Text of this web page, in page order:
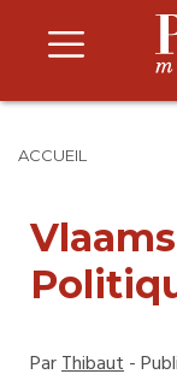
ACCUEIL
ParThibaut-